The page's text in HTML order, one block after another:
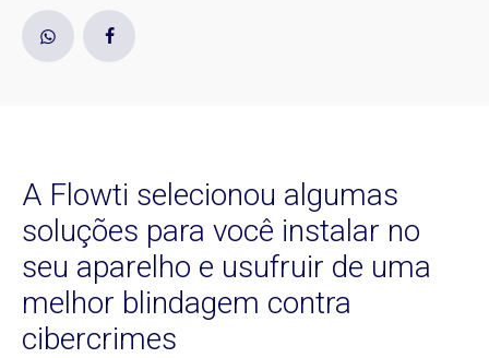
A Flowti selecionou algumas
soluções para você instalar no
seu aparelho e usufruir de uma
melhor blindagem contra
cibercrimes